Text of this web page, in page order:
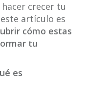
crecer tu
artículo es
cómo estas
tu
es